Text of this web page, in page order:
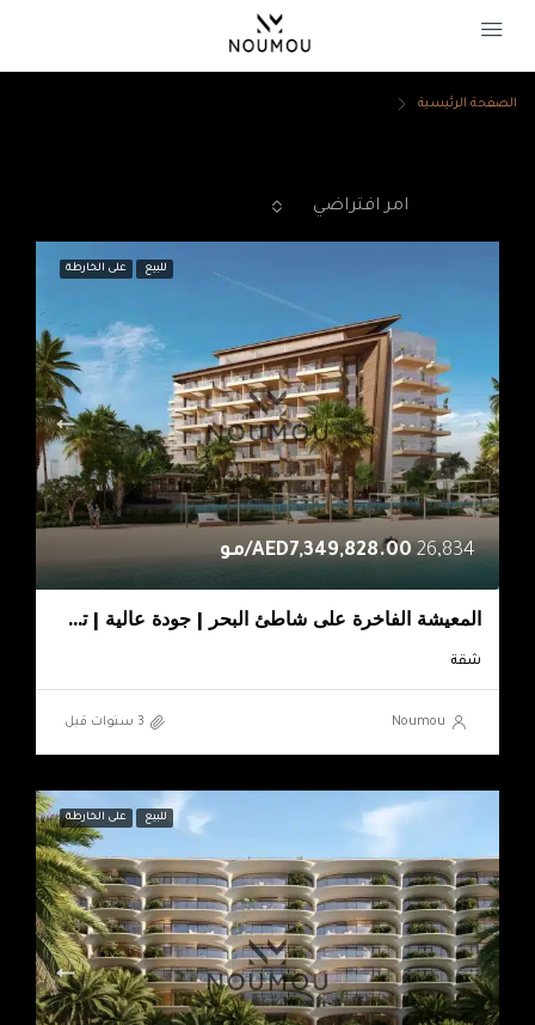
الصفحة الرئيسية
امر افتراضي
للبيع على الخارطة
26,834 AED7,349,828.00/مو
المعيشة الفاخرة على شاطئ البحر | جودة عالية | تشطيبات أنيقة
شقة
Noumou
للبيع على الخارطة